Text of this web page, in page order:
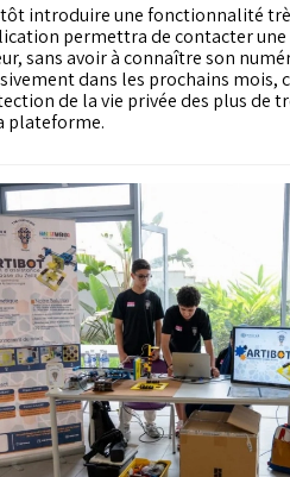
introduire une fonctionnalité
permettra de contacter une
sans avoir à connaître son
dans les prochains mois,
de la vie privée des plus de
plateforme.